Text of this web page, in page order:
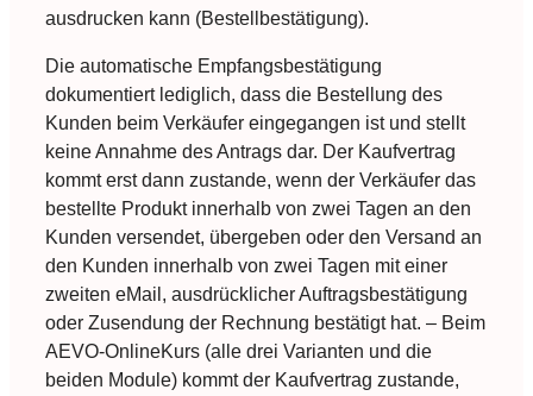
ausdrucken kann (Bestellbestätigung).
Die automatische Empfangsbestätigung
dokumentiert lediglich, dass die Bestellung des
Kunden beim Verkäufer eingegangen ist und stellt
keine Annahme des Antrags dar. Der Kaufvertrag
kommt erst dann zustande, wenn der Verkäufer das
bestellte Produkt innerhalb von zwei Tagen an den
Kunden versendet, übergeben oder den Versand an
den Kunden innerhalb von zwei Tagen mit einer
zweiten eMail, ausdrücklicher Auftragsbestätigung
oder Zusendung der Rechnung bestätigt hat. – Beim
AEVO-OnlineKurs (alle drei Varianten und die
beiden Module) kommt der Kaufvertrag zustande,